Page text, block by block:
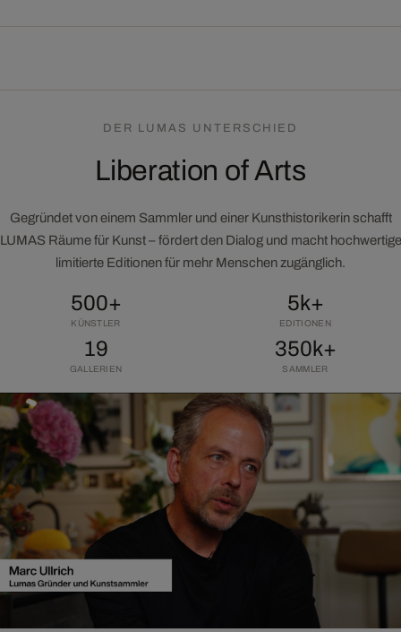
DER LUMAS UNTERSCHIED
Liberation of Arts
Gegründet von einem Sammler und einer Kunsthistorikerin schafft
LUMAS Räume für Kunst – fördert den Dialog und macht hochwertige
limitierte Editionen für mehr Menschen zugänglich.
500+
KÜNSTLER
5k+
EDITIONEN
19
GALLERIEN
350k+
SAMMLER